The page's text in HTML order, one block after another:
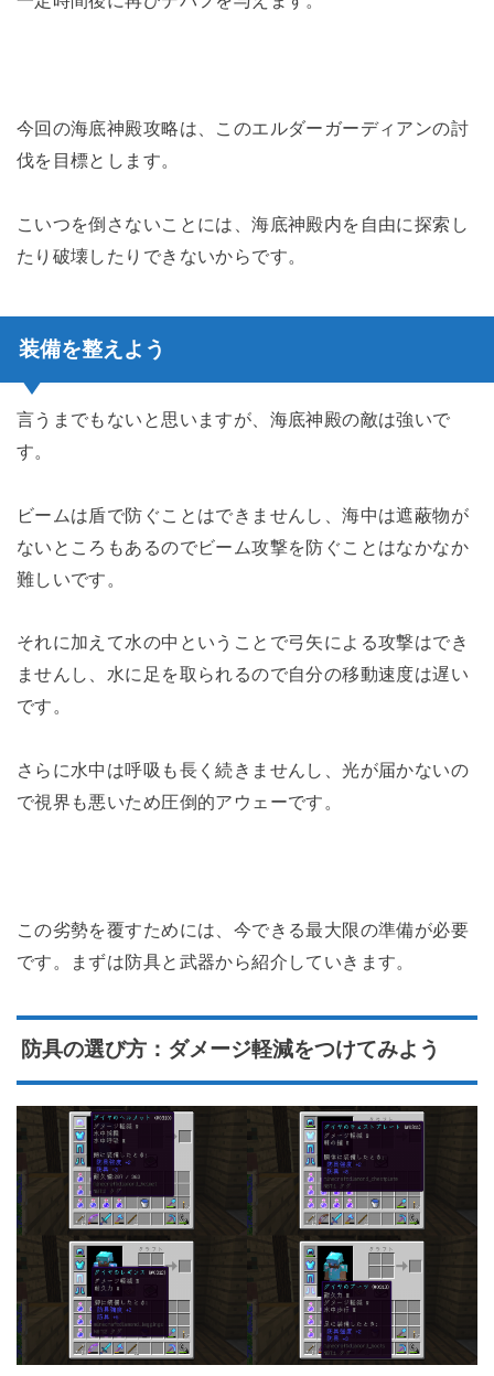
今回の海底神殿攻略は、このエルダーガーディアンの討
伐を目標とします。
こいつを倒さないことには、海底神殿内を自由に探索し
たり破壊したりできないからです。
装備を整えよう
言うまでもないと思いますが、海底神殿の敵は強いで
す。
ビームは盾で防ぐことはできませんし、海中は遮蔽物が
ないところもあるのでビーム攻撃を防ぐことはなかなか
難しいです。
それに加えて水の中ということで弓矢による攻撃はでき
ませんし、水に足を取られるので自分の移動速度は遅い
です。
さらに水中は呼吸も長く続きませんし、光が届かないの
で視界も悪いため圧倒的アウェーです。
この劣勢を覆すためには、今できる最大限の準備が必要
です。まずは防具と武器から紹介していきます。
防具の選び方：ダメージ軽減をつけてみよう